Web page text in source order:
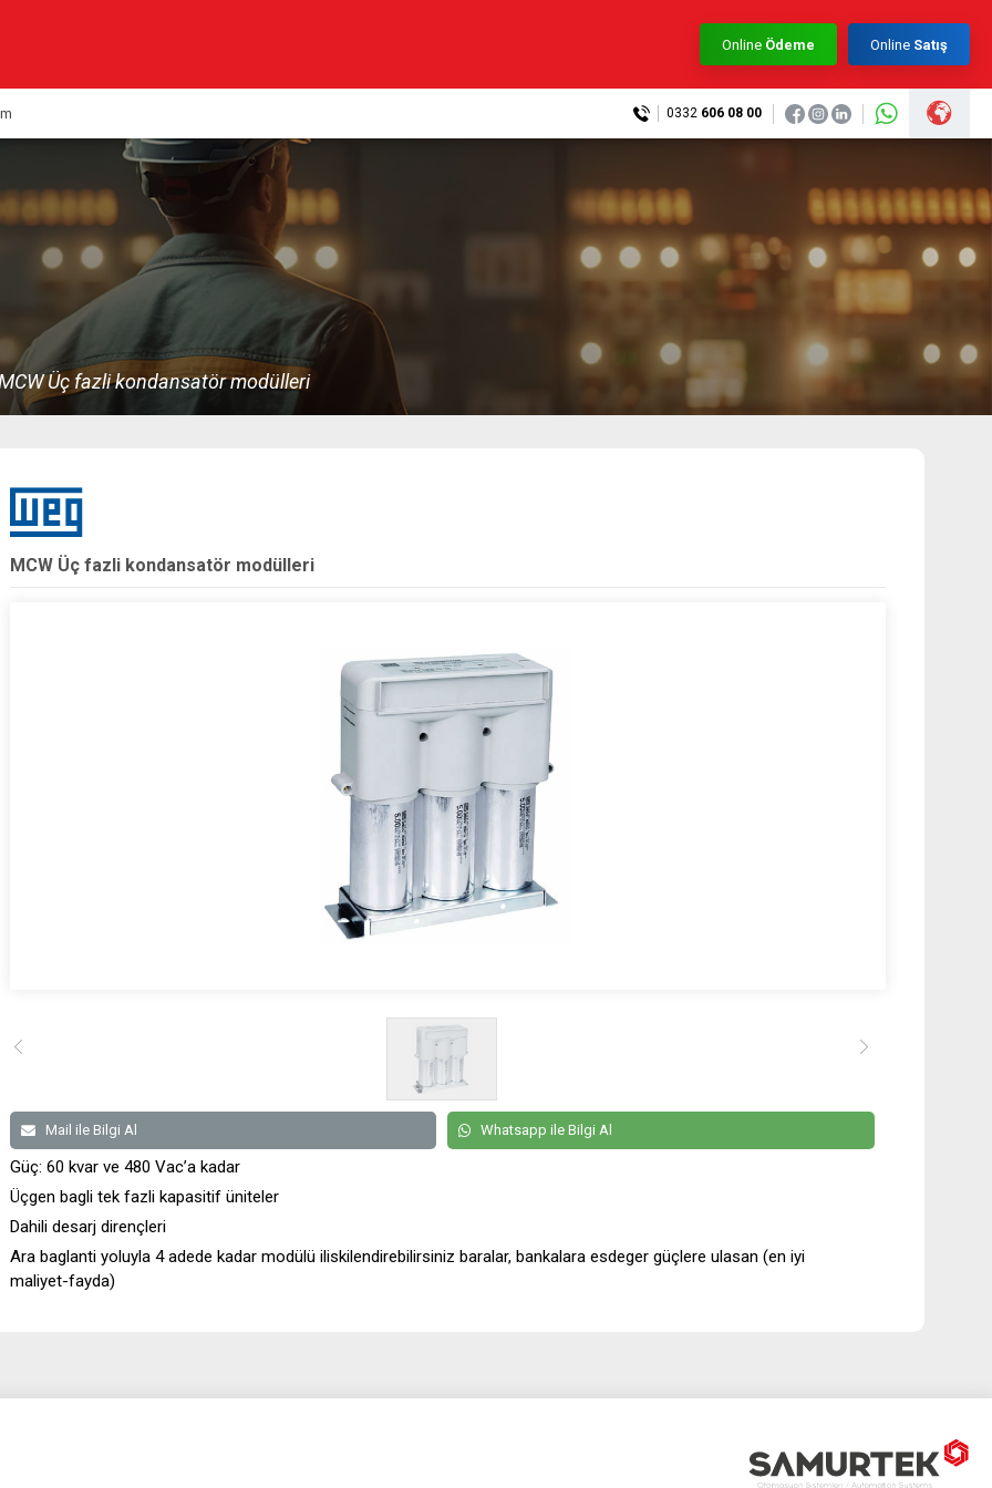
×
0332 606 08 00
info@samurtek.com.tr
Online Ödeme Online Satış
0332 606 08 00
Üç fazli kondansatör modülleri
Ürünlerimiz
Çözümlerimiz
KVK
Multimedya
Kalite & Belgeler
İletişim
MCW Üç fazli kondansatör modülleri
Mail ile Bilgi Al Whatsapp ile Bilgi Al
Güç: 60 kvar ve 480 Vac’a kadar
Üçgen bagli tek fazli kapasitif üniteler
Dahili desarj dirençleri
Ara baglanti yoluyla 4 adede kadar modülü iliskilendirebilirsiniz baralar, bankalara esdeger güçlere ulasan (en iyi
maliyet-fayda)